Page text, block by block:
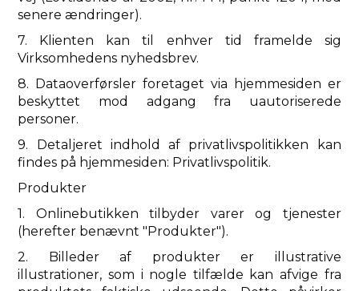
senere ændringer).
7. Klienten kan til enhver tid framelde sig
Virksomhedens nyhedsbrev.
8. Dataoverførsler foretaget via hjemmesiden er
beskyttet mod adgang fra uautoriserede
personer.
9. Detaljeret indhold af privatlivspolitikken kan
findes på hjemmesiden: Privatlivspolitik.
Produkter
1. Onlinebutikken tilbyder varer og tjenester
(herefter benævnt "Produkter").
2. Billeder af produkter er illustrative
illustrationer, som i nogle tilfælde kan afvige fra